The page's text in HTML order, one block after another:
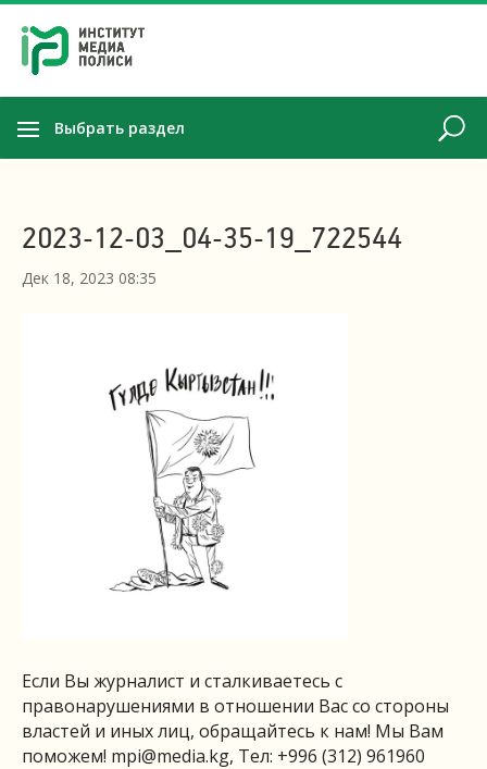
Выбрать раздел
2023-12-03_04-35-19_722544
Дек 18, 2023 08:35
Если Вы журналист и сталкиваетесь с
правонарушениями в отношении Вас со стороны
властей и иных лиц, обращайтесь к нам! Мы Вам
поможем! mpi@media.kg, Тел: +996 (312) 961960